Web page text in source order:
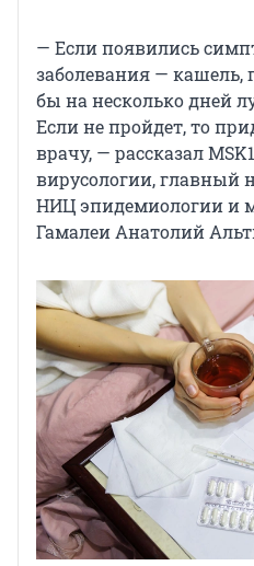
— Если появились
заболевания — кашель,
бы на несколько дней
Если не пройдет, то
врачу, — рассказал
вирусологии, главный
НИЦ эпидемиологии и
Гамалеи Анатолий